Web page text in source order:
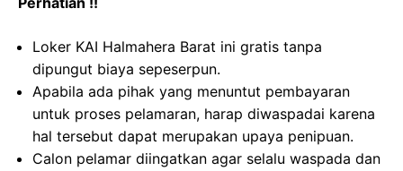
Loker KAI Halmahera Barat ini gratis tanpa
dipungut biaya sepeserpun.
Apabila ada pihak yang menuntut pembayaran
untuk proses pelamaran, harap diwaspadai karena
hal tersebut dapat merupakan upaya penipuan.
Calon pelamar diingatkan agar selalu waspada dan